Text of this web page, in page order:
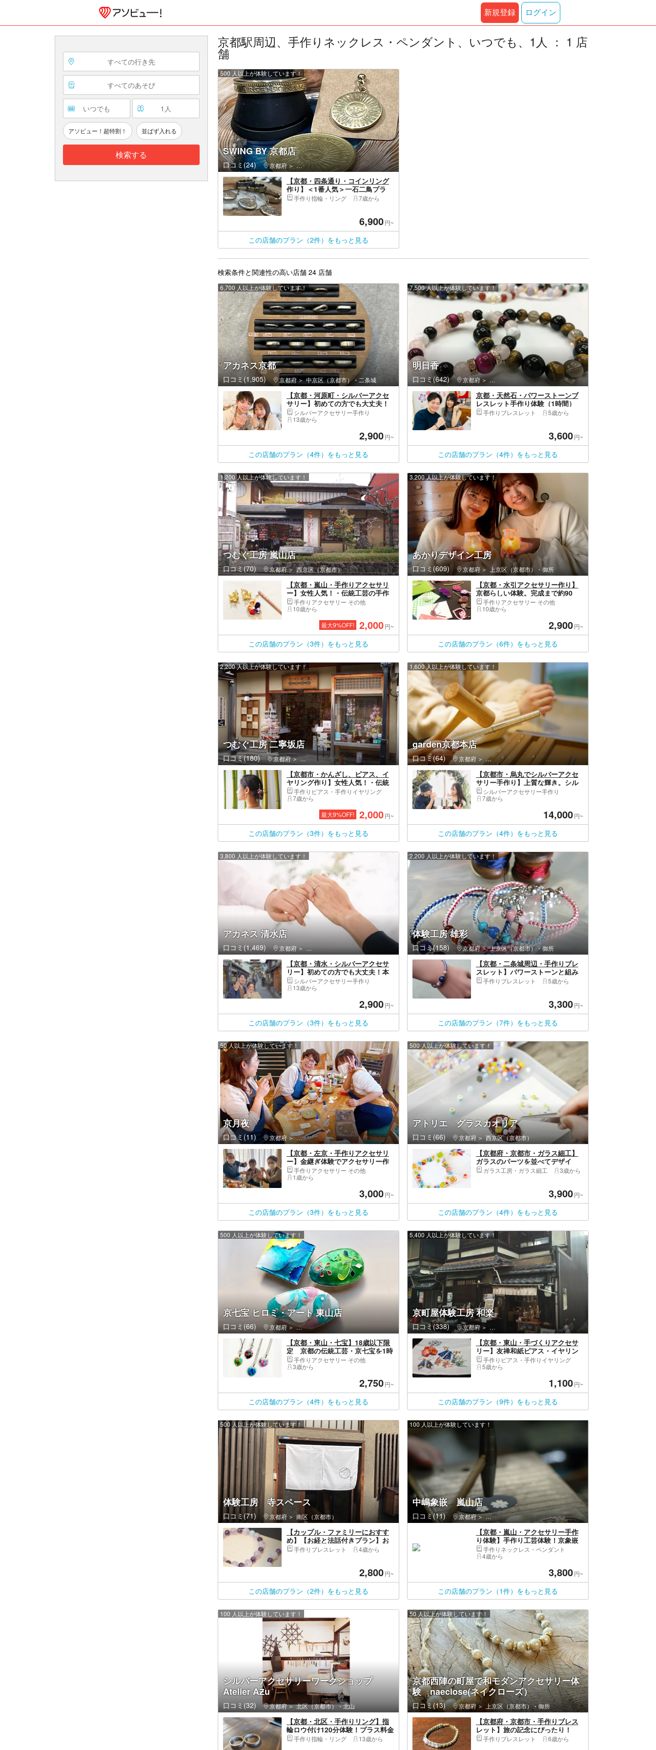
新規登録 ログイン
すべての行き先
すべてのあそび
いつでも 1 人
アソビュー！超特割！ 並ばず入れる
検索する
京都駅周辺、手作りネックレス・ペンダント、いつでも、1人 ： 1 店
舗
SWING BY 京都店
口コミ(24) 京都府 下京区（京都市）・京都駅・河原町
500 人以上が体験しています！
【京都・四条通り・コインリング
作り】＜1番人気＞一石二鳥プラ
ン！一枚のコインからリングと端
手作り指輪・リング 7歳から
6,900円~
この店舗のプラン（2件）をもっと見る
検索条件と関連性の高い店舗 24 店舗
アカネス京都
口コミ(1,905) 京都府 中京区（京都市）・二条城
6,700 人以上が体験しています！
【京都・河原町・シルバーアクセ
サリー】初めての方でも大丈夫！
本格的なシルバーリングつくり
シルバーアクセサリー手作り
13歳から
2,900円~
この店舗のプラン（4件）をもっと見る
明日香
口コミ(642) 京都府 下京区（京都市）・京都駅・河原町
7,500 人以上が体験しています！
京都・天然石・パワーストーンブ
レスレット手作り体験（1時間）
手作りブレスレット 5歳から
3,600円~
この店舗のプラン（4件）をもっと見る
つむぐ工房 嵐山店
口コミ(70) 京都府 西京区（京都市）
1,200 人以上が体験しています！
【京都・嵐山・手作りアクセサリ
ー】女性人気！・伝統工芸の手作
りアクセサリー体験・60分
手作りアクセサリー その他
10歳から
最大9%OFF! 2,000円~
この店舗のプラン（3件）をもっと見る
あかりデザイン工房
口コミ(609) 京都府 上京区（京都市）・御所
3,200 人以上が体験しています！
【京都・水引アクセサリー作り】
京都らしい体験。完成まで約90
分！お気に入りの服や着物、浴衣
ともコーディネート・女性同士・
め！過ごしやすい室内で快適に！
手作りアクセサリー その他
10歳から
2,900円~
この店舗のプラン（6件）をもっと見る
つむぐ工房 二寧坂店
口コミ(180) 京都府 東山区（京都市）・祇園・嵯峨野
2,200 人以上が体験しています！
【京都市・かんざし、ピアス、イ
ヤリング作り】女性人気！・伝統
工芸の手作りアクセサリー体験・
45分
手作りピアス・手作りイヤリング
7歳から
最大9%OFF! 2,000円~
この店舗のプラン（3件）をもっと見る
garden京都本店
口コミ(64) 京都府 下京区（京都市）・京都駅・河原町
1,600 人以上が体験しています！
【京都市・烏丸でシルバーアクセ
サリー手作り】上質な輝き。シル
バーバングル 1個
シルバーアクセサリー手作り
7歳から
14,000円~
この店舗のプラン（4件）をもっと見る
アカネス 清水店
口コミ(1,469) 京都府 東山区（京都市）・祇園・嵯峨野
3,800 人以上が体験しています！
【京都・清水・シルバーアクセサ
リー】初めての方でも大丈夫！本
格的なシルバーリングつくり
シルバーアクセサリー手作り
13歳から
2,900円~
この店舗のプラン（3件）をもっと見る
体験工房 雄彩
口コミ(158) 京都府 上京区（京都市）・御所
2,200 人以上が体験しています！
【京都・二条城周辺・手作りブレ
スレット】パワーストーンと組み
ひものブレスレット作り
手作りブレスレット 5歳から
3,300円~
この店舗のプラン（7件）をもっと見る
京月夜
口コミ(11) 京都府 右京区（京都市）・嵐山・高雄
50 人以上が体験しています！
【京都・左京・手作りアクセサリ
ー】金継ぎ体験でアクセサリー作
り。お手軽コース
手作りアクセサリー その他
1歳から
3,000円~
この店舗のプラン（3件）をもっと見る
アトリエ グラスカオリア
口コミ(66) 京都府 西京区（京都市）
500 人以上が体験しています！
【京都府・京都市・ガラス細工】
ガラスのパーツを並べてデザイ
ン！お皿作り
ガラス工房・ガラス細工 3歳から
3,900円~
この店舗のプラン（4件）をもっと見る
京七宝 ヒロミ・アート 東山店
口コミ(66) 京都府 東山区（京都市）・祇園・嵯峨野
500 人以上が体験しています！
【京都・東山・七宝】18歳以下限
定 京都の伝統工芸・京七宝を1時
間で気軽に体験！アクセサリー1点
手作りアクセサリー その他
3歳から
2,750円~
この店舗のプラン（4件）をもっと見る
京町屋体験工房 和楽
口コミ(338) 京都府 東山区（京都市）・祇園・嵯峨野
5,400 人以上が体験しています！
【京都・東山・手づくりアクセサ
リー】友禅和紙ピアス・イヤリン
グコース！京都のおみやげをつく
ろう（選べる10種類）
手作りピアス・手作りイヤリング
5歳から
1,100円~
この店舗のプラン（9件）をもっと見る
体験工房 寺スペース
口コミ(71) 京都府 南区（京都市）
500 人以上が体験しています！
【カップル・ファミリーにおすす
め】【お経と法話付きプラン】お
坊さんと腕輪念珠作り体験
手作りブレスレット 4歳から
2,800円~
この店舗のプラン（2件）をもっと見る
中嶋象嵌 嵐山店
口コミ(11) 京都府 右京区（京都市）・嵐山・高雄
100 人以上が体験しています！
【京都・嵐山・アクセサリー手作
り体験】手作り工芸体験！京象嵌
のストラップorペンダントを作ろ
う
手作りネックレス・ペンダント
4歳から
3,800円~
この店舗のプラン（1件）をもっと見る
シルバーアクセサリーワークショップ
Atelier AƵu
口コミ(32) 京都府 北区（京都市）・北山
100 人以上が体験しています！
【京都・北区・手作りリング】指
輪ロウ付け120分体験！プラス料金
で刻印も可能！初心者、ファミリ
手作り指輪・リング 13歳から
京都西陣の町屋で和モダンアクセサリー体
験 naeclose(ネイクローズ）
口コミ(13) 京都府 上京区（京都市）・御所
50 人以上が体験しています！
【京都府・京都市・手作りブレス
レット】旅の記念にぴったり！
「天然石ブレスレット」作り体験
手作りブレスレット 6歳から